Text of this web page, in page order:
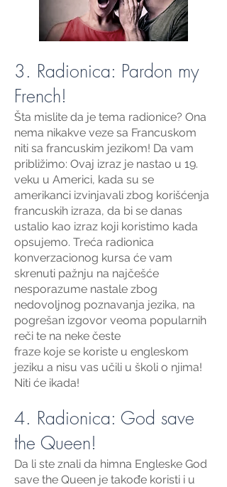
3. Radionica: Pardon my
French!
Šta mislite da je tema radionice? Ona
nema nikakve veze sa Francuskom
niti sa francuskim jezikom! Da vam
približimo: Ovaj izraz je nastao u 19.
veku u Americi, kada su se
amerikanci izvinjavali zbog korišćenja
francuskih izraza, da bi se danas
ustalio kao izraz koji koristimo kada
opsujemo. Treća radionica
konverzacionog kursa će vam
skrenuti pažnju na najčešće
nesporazume nastale zbog
nedovoljnog poznavanja jezika, na
pogrešan izgovor veoma popularnih
reči te na neke česte
fraze koje se koriste u engleskom
jeziku a nisu vas učili u školi o njima!
Niti će ikada!
4. Radionica: God save
the Queen!
Da li ste znali da himna Engleske God
save the Queen je takođe koristi i u